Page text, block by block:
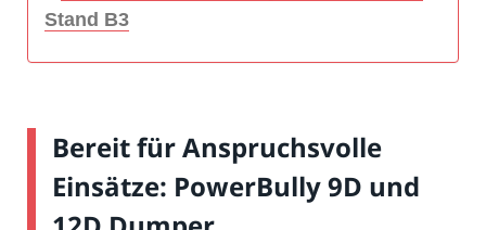
Stand B3
Bereit für Anspruchsvolle
Einsätze: PowerBully 9D und